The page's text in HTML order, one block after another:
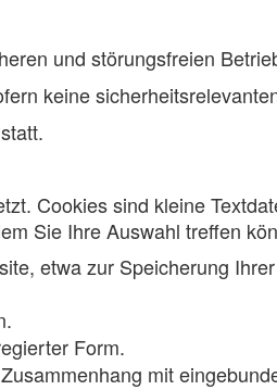
und störungsfreien
keine
Cookies sind kleine
Sie Ihre Auswahl treffen
etwa zur Speicherung
Form.
mit